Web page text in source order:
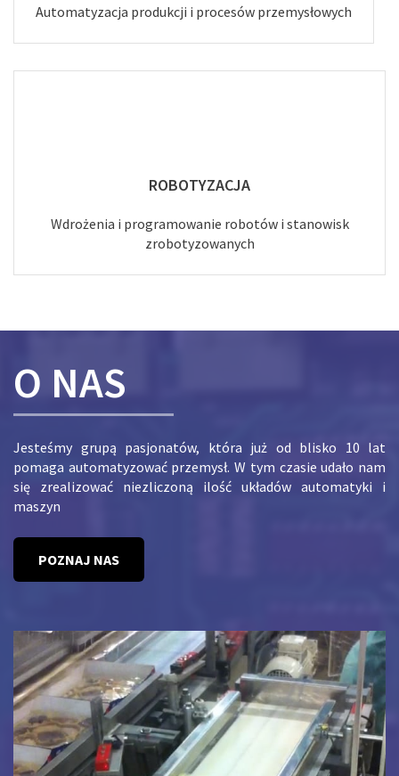
Automatyzacja produkcji i procesów przemysłowych
ROBOTYZACJA
Wdrożenia i programowanie robotów i stanowisk
zrobotyzowanych
O NAS
Jesteśmy grupą pasjonatów, która już od blisko 10 lat
pomaga automatyzować przemysł. W tym czasie udało nam
się zrealizować niezliczoną ilość układów automatyki i
maszyn
POZNAJ NAS